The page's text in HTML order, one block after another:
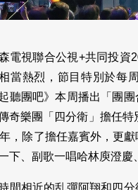
電視聯合公視+共同投資
當熱烈，節目特別於每
起聽團吧》本周播出「團
奇樂團「四分衛」擔任
，除了擔任嘉賓外，更
下、副歌一唱哈林庾澄慶
間相近的乱彈阿翔和四